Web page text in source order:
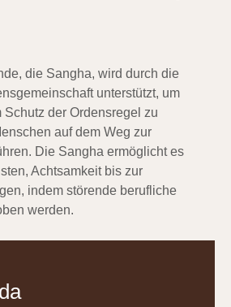
die Sangha, wird durch die
unterstützt, um
der Ordensregel zu
auf dem Weg zur
Die Sangha ermöglicht es
Achtsamkeit bis zur
indem störende berufliche
werden.